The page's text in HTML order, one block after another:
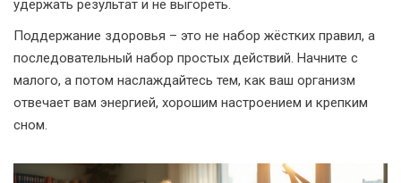
удержать результат и не выгореть.
Поддержание здоровья – это не набор жёстких правил, а
последовательный набор простых действий. Начните с
малого, а потом наслаждайтесь тем, как ваш организм
отвечает вам энергией, хорошим настроением и крепким
сном.